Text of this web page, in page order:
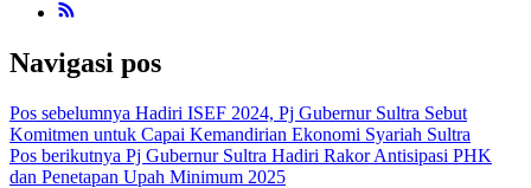
Navigasi pos
Pos sebelumnya Hadiri ISEF 2024, Pj Gubernur Sultra Sebut
Komitmen untuk Capai Kemandirian Ekonomi Syariah Sultra
Pos berikutnya Pj Gubernur Sultra Hadiri Rakor Antisipasi PHK
dan Penetapan Upah Minimum 2025